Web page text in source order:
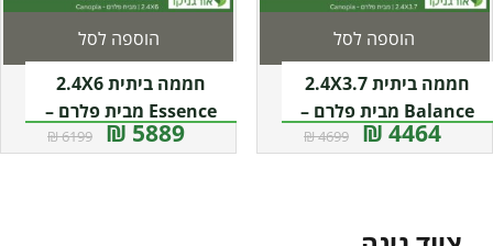
חממה ביתית 2.4X3.7
Balance מבית פלרם –
Canopia
4464 ₪
4699 ₪
הוספה לסל
חממה ביתית 2.4X6
Essence מבית פלרם –
Canopia
5889 ₪
6199 ₪
הוספה לסל